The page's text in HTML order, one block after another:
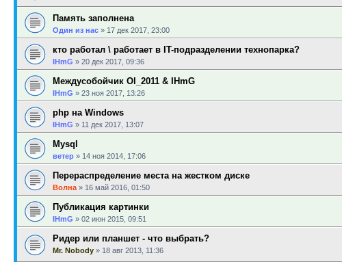
Память заполнена
Один из нас » 17 дек 2017, 23:00
кто работал \ работает в IT-подразделении технопарка?
IHmG » 20 дек 2017, 09:36
Междусобойчик Ol_2011 & IHmG
IHmG » 23 ноя 2017, 13:26
php на Windows
IHmG » 11 дек 2017, 13:07
Mysql
ветер » 14 ноя 2014, 17:06
Перераспределение места на жестком диске
Волна » 16 май 2016, 01:50
Публикация картинки
IHmG » 02 июн 2015, 09:51
Ридер или планшет - что выбрать?
Mr. Nobody » 18 авг 2013, 11:36